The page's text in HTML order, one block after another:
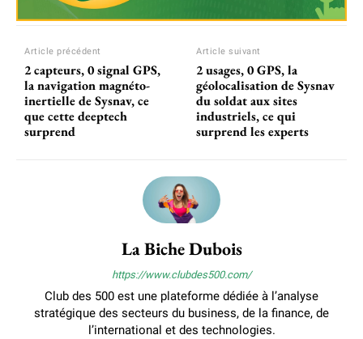
Article précédent
2 capteurs, 0 signal GPS,
la navigation magnéto-
inertielle de Sysnav, ce
que cette deeptech
surprend
Article suivant
2 usages, 0 GPS, la
géolocalisation de Sysnav
du soldat aux sites
industriels, ce qui
surprend les experts
La Biche Dubois
https://www.clubdes500.com/
Club des 500 est une plateforme dédiée à l’analyse
stratégique des secteurs du business, de la finance, de
l’international et des technologies.